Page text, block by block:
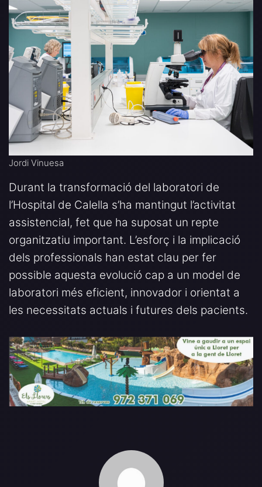
Jordi Vinuesa
Durant la transformació del laboratori de
l’Hospital de Calella s’ha mantingut l’activitat
assistencial, fet que ha suposat un repte
organitzatiu important. L’esforç i la implicació
dels professionals han estat clau per fer
possible aquesta evolució cap a un model de
laboratori més eficient, innovador i orientat a
les necessitats actuals i futures dels pacients.